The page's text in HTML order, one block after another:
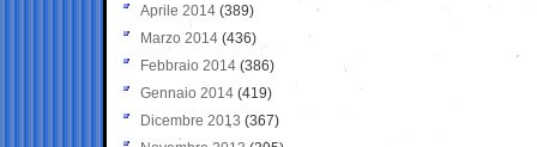
Aprile 2014 (389)
Marzo 2014 (436)
Febbraio 2014 (386)
Gennaio 2014 (419)
Dicembre 2013 (367)